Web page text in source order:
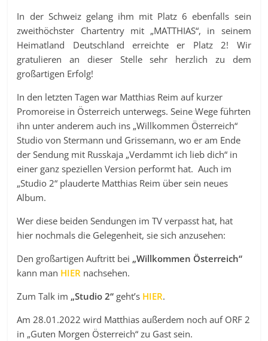
In der Schweiz gelang ihm mit Platz 6 ebenfalls sein
zweithöchster Chartentry mit „MATTHIAS“, in seinem
Heimatland Deutschland erreichte er Platz 2! Wir
gratulieren an dieser Stelle sehr herzlich zu dem
großartigen Erfolg!
In den letzten Tagen war Matthias Reim auf kurzer
Promoreise in Österreich unterwegs. Seine Wege führten
ihn unter anderem auch ins „Willkommen Österreich“
Studio von Stermann und Grissemann, wo er am Ende
der Sendung mit Russkaja „Verdammt ich lieb dich“ in
einer ganz speziellen Version performt hat. Auch im
„Studio 2“ plauderte Matthias Reim über sein neues
Album.
Wer diese beiden Sendungen im TV verpasst hat, hat
hier nochmals die Gelegenheit, sie sich anzusehen:
Den großartigen Auftritt bei „Willkommen Österreich“
kann man HIER nachsehen.
Zum Talk im „Studio 2“ geht’s HIER.
Am 28.01.2022 wird Matthias außerdem noch auf ORF 2
in „Guten Morgen Österreich“ zu Gast sein.